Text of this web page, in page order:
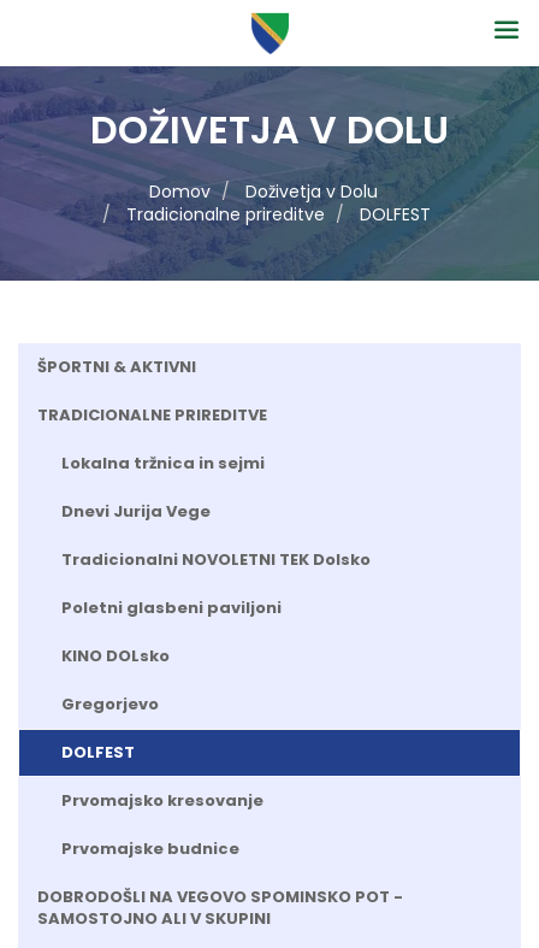
DOŽIVETJA V DOLU
Domov
Doživetja v Dolu
Tradicionalne prireditve
DOLFEST
ŠPORTNI & AKTIVNI
TRADICIONALNE PRIREDITVE
Lokalna tržnica in sejmi
Dnevi Jurija Vege
Tradicionalni NOVOLETNI TEK Dolsko
Poletni glasbeni paviljoni
KINO DOLsko
Gregorjevo
DOLFEST
Prvomajsko kresovanje
Prvomajske budnice
DOBRODOŠLI NA VEGOVO SPOMINSKO POT -
SAMOSTOJNO ALI V SKUPINI